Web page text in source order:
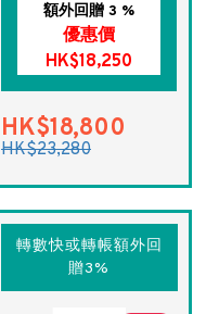
額外回贈 3 %
優惠價
HK$18,250
HK$18,800
HK$23,280
轉數快或轉帳額外回
贈3%